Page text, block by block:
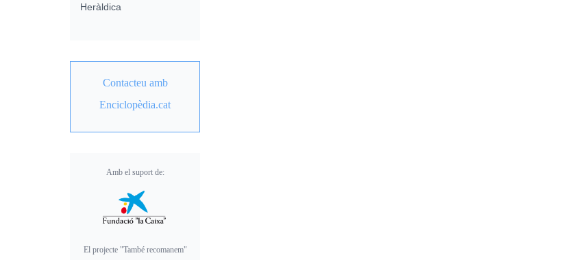
Heràldica
Contacteu amb
Enciclopèdia.cat
Amb el suport de:
El projecte "També recomanem"